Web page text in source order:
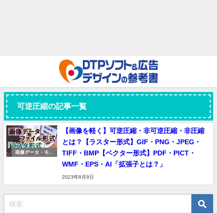
可逆圧縮の記事一覧
画像データ・モニ
【画像を軽く】可逆圧縮・非可逆圧縮・非圧縮
とは？【ラスター形式】GIF・PNG・JPEG・
TIFF・BMP【ベクター形式】PDF・PICT・
WMF・EPS・AI「拡張子とは？」
2023年8月9日